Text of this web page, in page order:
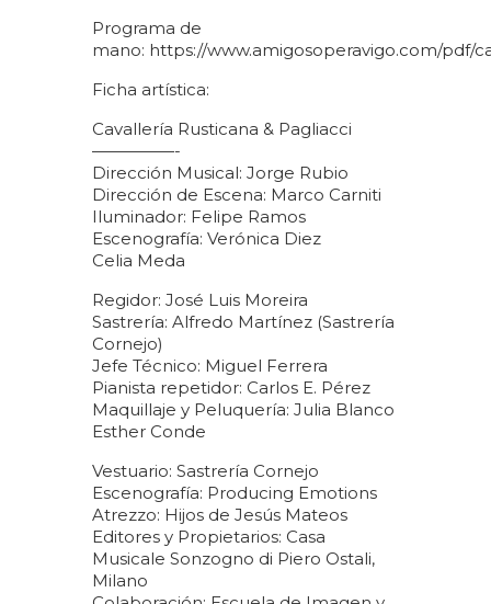
Programa de
mano: https://www.amigosoperavigo.com/pdf/
Ficha artística:
Cavallería Rusticana & Pagliacci
—————-
Dirección Musical: Jorge Rubio
Dirección de Escena: Marco Carniti
Iluminador: Felipe Ramos
Escenografía: Verónica Diez
Celia Meda
Regidor: José Luis Moreira
Sastrería: Alfredo Martínez (Sastrería
Cornejo)
Jefe Técnico: Miguel Ferrera
Pianista repetidor: Carlos E. Pérez
Maquillaje y Peluquería: Julia Blanco
Esther Conde
Vestuario: Sastrería Cornejo
Escenografía: Producing Emotions
Atrezzo: Hijos de Jesús Mateos
Editores y Propietarios: Casa
Musicale Sonzogno di Piero Ostali,
Milano